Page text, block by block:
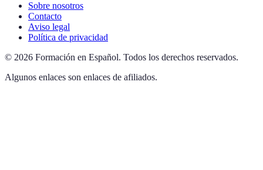
Sobre nosotros
Contacto
Aviso legal
Política de privacidad
© 2026 Formación en Español. Todos los derechos reservados.
Algunos enlaces son enlaces de afiliados.